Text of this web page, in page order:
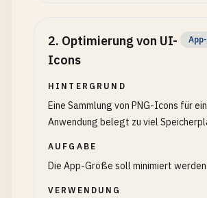
2. Optimierung von UI-
Icons
HINTERGRUND
Eine Sammlung von PNG-Icons für
Anwendung belegt zu viel
AUFGABE
Die App-Größe soll minimiert werden.
VERWENDUNG